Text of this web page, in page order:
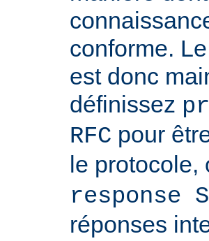
conforme.
est donc
définissez
RFC pour
le protocole,
response
réponses